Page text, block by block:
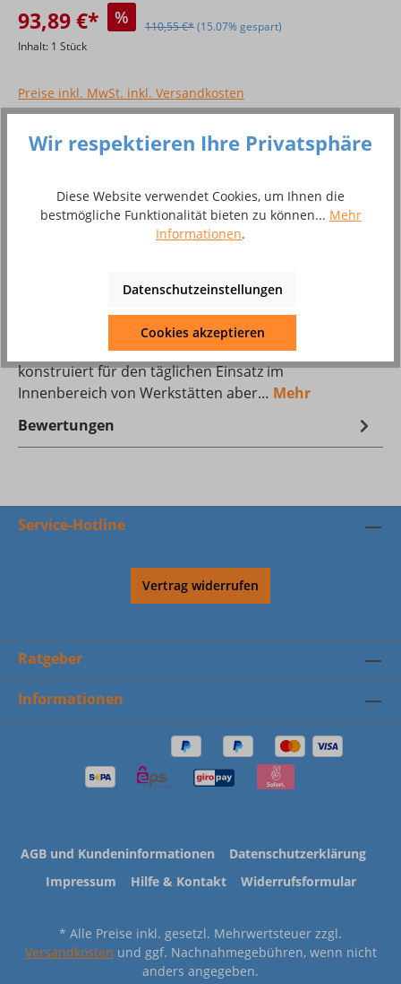
93,89 €* % 110,55 €*(15.07% gespart)
Inhalt: 1 Stück
Preise inkl. MwSt. inkl. Versandkosten
Zum Merkzettel hinzufügen
Beschreibung
Die Regler der GCE ProControl ® Serie sind robust
konstruiert für den täglichen Einsatz im
Innenbereich von Werkstätten aber… Mehr
Bewertungen
Service-Hotline
Vertrag widerrufen
Ratgeber
Informationen
AGB und Kundeninformationen
Datenschutzerklärung
Impressum
Hilfe & Kontakt Widerrufsformular
* Alle Preise inkl. gesetzl. Mehrwertsteuer zzgl.
Versandkosten und ggf. Nachnahmegebühren, wenn nicht
anders angegeben.
Wir respektieren Ihre Privatsphäre
Diese Website verwendet Cookies, um Ihnen die
bestmögliche Funktionalität bieten zu können... Mehr
Informationen.
Datenschutzeinstellungen
Cookies akzeptieren